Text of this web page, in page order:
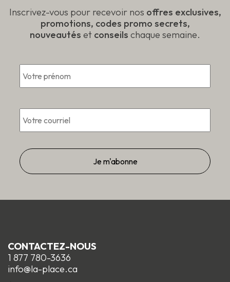
Inscrivez-vous pour recevoir nos offres exclusives,
promotions, codes promo secrets,
nouveautés et conseils chaque semaine.
*
Courriel *
CONTACTEZ-NOUS
1 877 780-3636
info@la-place.ca